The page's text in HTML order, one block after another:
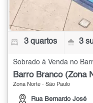
3 quartos 3
Barro Branco (Zona
Zona Norte - São Paulo
Rua Bernardo José